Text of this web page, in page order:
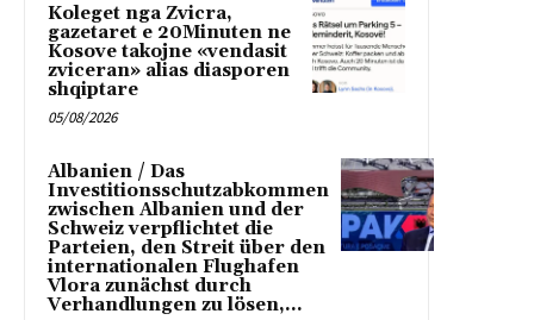
Koleget nga Zvicra,
gazetaret e 20Minuten ne
Kosove takojne «vendasit
zviceran» alias diasporen
shqiptare
05/08/2026
Albanien / Das
Investitionsschutzabkommen
zwischen Albanien und der
Schweiz verpflichtet die
Parteien, den Streit über den
internationalen Flughafen
Vlora zunächst durch
Verhandlungen zu lösen,...